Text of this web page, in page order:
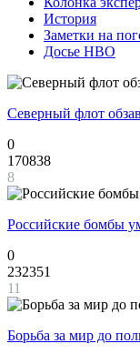
История
Заметки на
Досье НВО
Северный флот
0
170838
8
Российские бомбы
0
232351
11
Борьба за мир до